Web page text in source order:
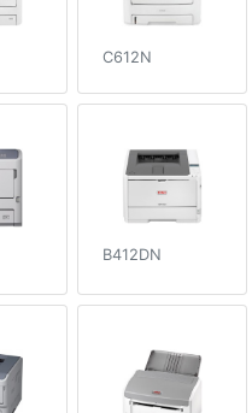
C612N
B412DN